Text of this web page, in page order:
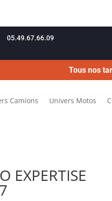
05.49.67.66.09
Tous nos
Camions Univers Motos
EXPERTISE